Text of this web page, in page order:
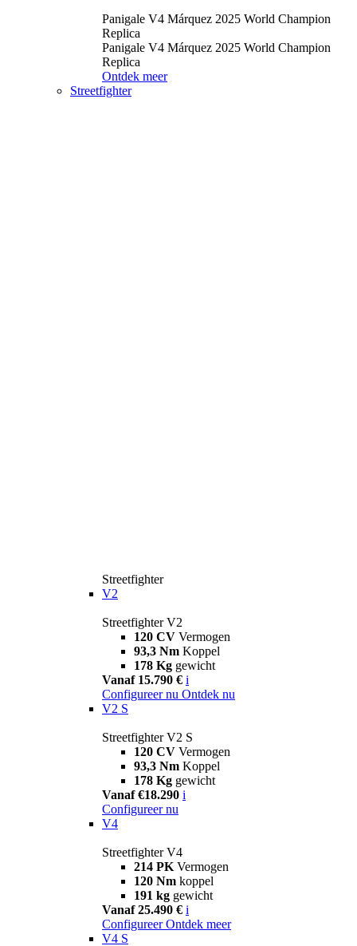
Panigale V4 Márquez 2025 World Champion
Replica
Panigale V4 Márquez 2025 World Champion
Replica
Ontdek meer
Streetfighter
Streetfighter
V2
Streetfighter V2
120 CV Vermogen
93,3 Nm Koppel
178 Kg gewicht
Vanaf 15.790 € i
Configureer nu Ontdek nu
V2 S
Streetfighter V2 S
120 CV Vermogen
93,3 Nm Koppel
178 Kg gewicht
Vanaf €18.290 i
Configureer nu
V4
Streetfighter V4
214 PK Vermogen
120 Nm koppel
191 kg gewicht
Vanaf 25.490 € i
Configureer Ontdek meer
V4 S